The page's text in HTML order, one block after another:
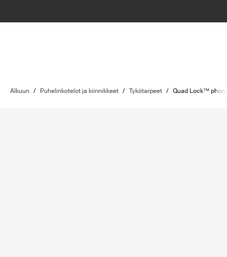
Alkuun / Puhelinkotelot ja kiinnikkeet / Tykötarpeet / Quad Lock™